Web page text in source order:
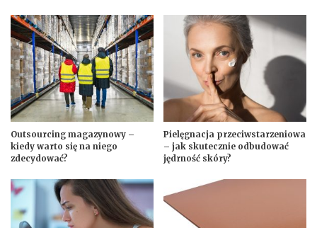
Outsourcing magazynowy –
kiedy warto się na niego
zdecydować?
Pielęgnacja przeciwstarzeniowa
– jak skutecznie odbudować
jędrność skóry?